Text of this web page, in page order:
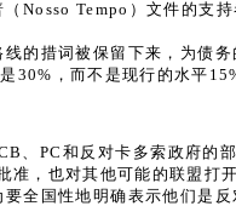
Nosso Tempo）文件的支
的措词被保留下来，为债
30%，而不是现行的水平
、PC和反对卡多索政府
，也对其他可能的联盟打
全国性地明确表示他们是